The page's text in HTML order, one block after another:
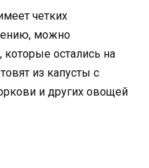
четких
можно
остались на
из капусты с
и других овощей